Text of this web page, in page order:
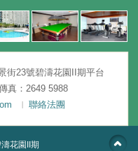
街23號碧濤花園II期平台
真：2649 5988
聯絡法團
花園II期